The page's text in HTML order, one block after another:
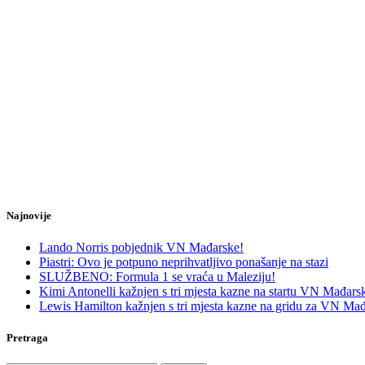
Najnovije
Lando Norris pobjednik VN Mađarske!
Piastri: Ovo je potpuno neprihvatljivo ponašanje na stazi
SLUŽBENO: Formula 1 se vraća u Maleziju!
Kimi Antonelli kažnjen s tri mjesta kazne na startu VN
Lewis Hamilton kažnjen s tri mjesta kazne na gridu za VN
Pretraga